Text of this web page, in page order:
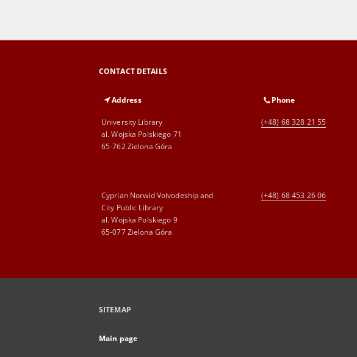
CONTACT DETAILS
Address
University Library
al. Wojska Polskiego 71
65-762 Zielona Góra
Phone
(+48) 68 328 21 55
Cyprian Norwid Voivodeship and
City Public Library
al. Wojska Polskiego 9
65-077 Zielona Góra
(+48) 68 453 26 06
SITEMAP
Main page